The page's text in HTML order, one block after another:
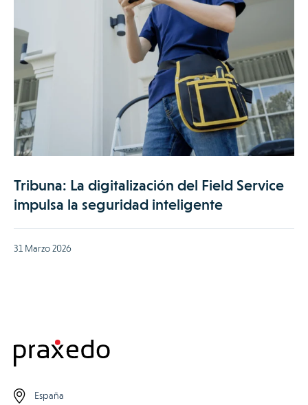
Tribuna: La digitalización del Field Service
impulsa la seguridad inteligente
31 Marzo 2026
España